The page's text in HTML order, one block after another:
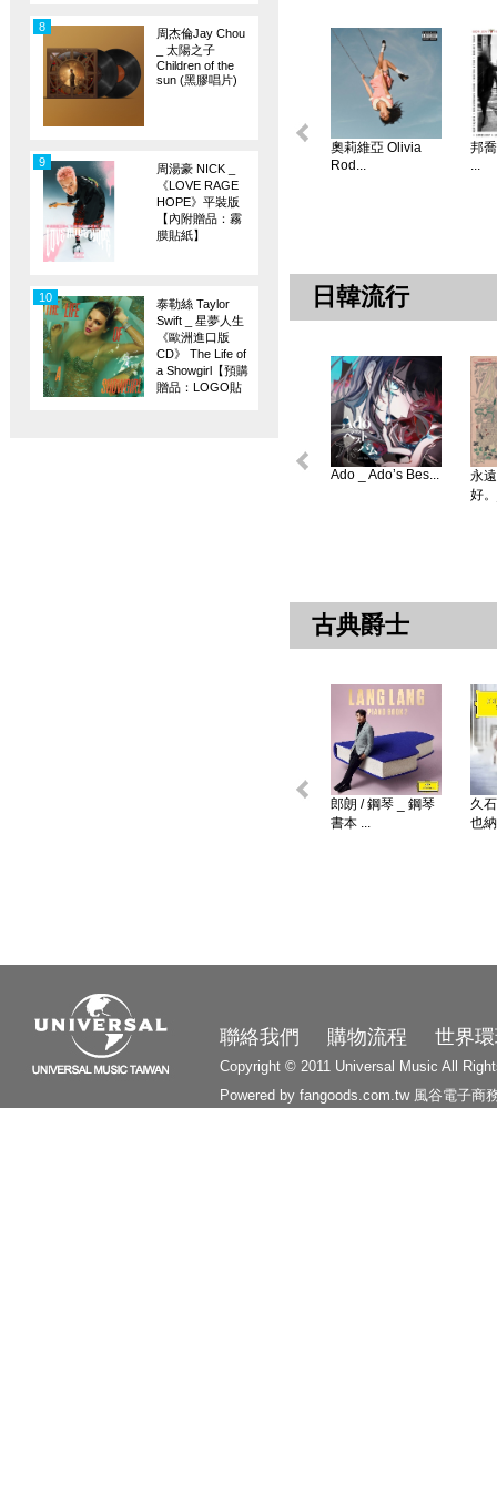
周杰倫Jay Chou
_ 太陽之子
Children of the
sun (黑膠唱片)
8
周湯豪 NICK _
《LOVE RAGE
HOPE》平裝版
【內附贈品：霧
膜貼紙】
9
泰勒絲 Taylor
Swift _ 星夢人生
《歐洲進口版
CD》 The Life of
a Showgirl【預購
贈品：LOGO貼
10
奧莉維亞 Olivia
Rod...
邦
...
日韓流行
Ado _ Ado’s Bes...
永
好
古典爵士
郎朗 / 鋼琴 _ 鋼琴
書本 ...
久
也
聯絡我們 購物流程 世界
Copyright © 2011 Universal Music All
Powered by fangoods.com.tw 風谷電子商